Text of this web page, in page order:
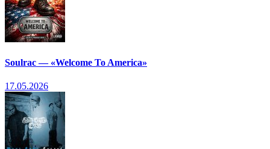
Soulrac — «Welcome To America»
17.05.2026